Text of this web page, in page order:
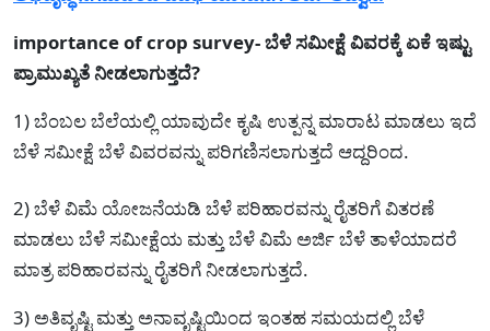
importance of crop survey- ಬೆಳೆ ಸಮೀಕ್ಷೆ ವಿವರಕ್ಕೆ ಏಕೆ ಇಷ್ಟು
ಪ್ರಾಮುಖ್ಯತೆ ನೀಡಲಾಗುತ್ತದೆ?
1) ಬೆಂಬಲ ಬೆಲೆಯಲ್ಲಿ ಯಾವುದೇ ಕೃಷಿ ಉತ್ಪನ್ನ ಮಾರಾಟ ಮಾಡಲು ಇದೆ
ಬೆಳೆ ಸಮೀಕ್ಷೆ ಬೆಳೆ ವಿವರವನ್ನು ಪರಿಗಣಿಸಲಾಗುತ್ತದೆ ಆದ್ದರಿಂದ.
2) ಬೆಳೆ ವಿಮೆ ಯೋಜನೆಯಡಿ ಬೆಳೆ ಪರಿಹಾರವನ್ನು ರೈತರಿಗೆ ವಿತರಣೆ
ಮಾಡಲು ಬೆಳೆ ಸಮೀಕ್ಷೆಯ ಮತ್ತು ಬೆಳೆ ವಿಮೆ ಅರ್ಜಿ ಬೆಳೆ ತಾಳೆಯಾದರೆ
ಮಾತ್ರ ಪರಿಹಾರವನ್ನು ರೈತರಿಗೆ ನೀಡಲಾಗುತ್ತದೆ.
3) ಅತಿವೃಷ್ಟಿ ಮತ್ತು ಅನಾವೃಷ್ಟಿಯಿಂದ ಇಂತಹ ಸಮಯದಲ್ಲಿ ಬೆಳೆ